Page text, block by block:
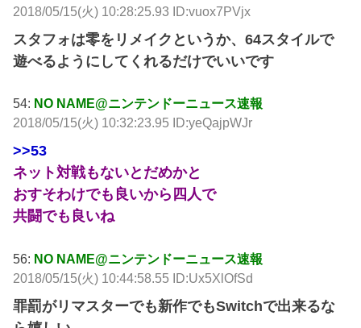
2018/05/15(火) 10:28:25.93 ID:vuox7PVjx
スタフォは零をリメイクというか、64スタイルで
遊べるようにしてくれるだけでいいです
54: NO NAME@ニンテンドーニュース速報
2018/05/15(火) 10:32:23.95 ID:yeQajpWJr
>>53
ネット対戦もないとだめかと
おすそわけでも良いから四人で
共闘でも良いね
56: NO NAME@ニンテンドーニュース速報
2018/05/15(火) 10:44:58.55 ID:Ux5XlOfSd
罪罰がリマスターでも新作でもSwitchで出来るな